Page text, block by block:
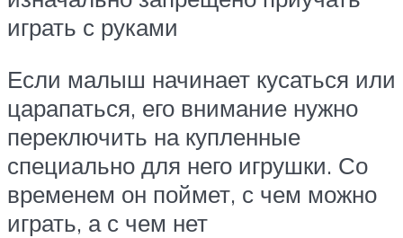
играть с руками
Если малыш начинает кусаться или
царапаться, его внимание нужно
переключить на купленные
специально для него игрушки. Со
временем он поймет, с чем можно
играть, а с чем нет